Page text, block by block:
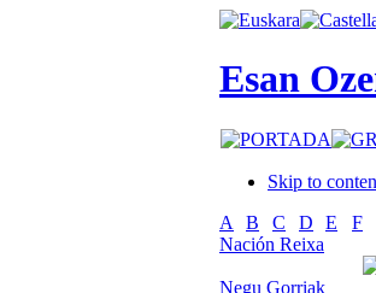
Esan
Skip to
A
B C D E F
Nación Reixa
Negu Gorriak